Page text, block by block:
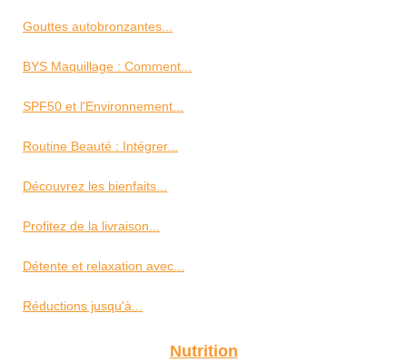
Gouttes autobronzantes...
BYS Maquillage : Comment...
SPF50 et l'Environnement...
Routine Beauté : Intégrer...
Découvrez les bienfaits...
Profitez de la livraison...
Détente et relaxation avec...
Réductions jusqu'à...
Nutrition